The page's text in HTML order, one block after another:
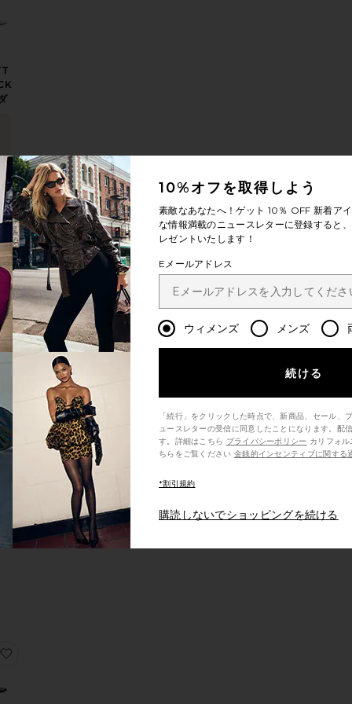
ンダル
NYLLE ミュール
お気に入りMARJORIE サンダル
ンダル
ルIRIS サンダル
お気に入りDIANA サンダル
BUCKLE サンダル
LEENA サンダル
10%オフを取得しよう
素敵なあなたへ！ゲット 10％ OFF 新着ア
な情報満載のニュースレターに登録すると
レゼントいたします！
Eメールアドレス
ウィメンズ メンズ
続ける
「続行」をクリックした時点で、新商品、セール、
ュースレターの受信に同意したことになります。配
す。詳細はこちら プライバシーポリシー
ちらをご覧ください 金銭的インセンティブに関する
*割引規約
購読しないでショッピングを続ける